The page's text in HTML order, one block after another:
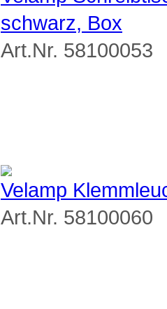
schwarz, Box
Art.Nr. 58100053
Velamp
Art.Nr. 58100060